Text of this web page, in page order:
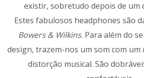
existir, sobretudo depois de um
Estes fabulosos headphones são
Bowers & Wilkins. Para além do
design, trazem-nos um som com um
distorção musical. São